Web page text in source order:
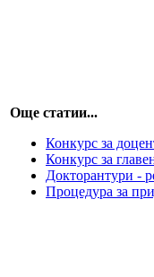
Още статии...
Конкурс за
Конкурс за
Докторантури -
Процедура за